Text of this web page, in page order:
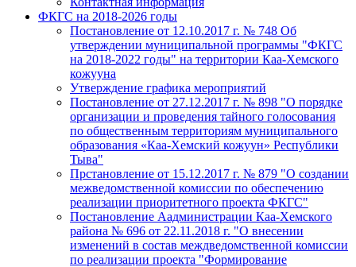
ФКГС на 2018-2026 годы
Постановление от 12.10.2017 г. № 748 Об
утверждении муниципальной программы "ФКГС
на 2018-2022 годы" на территории Каа-Хемского
кожууна
Утверждение графика мероприятий
Постановление от 27.12.2017 г. № 898 "О порядке
организации и проведения тайного голосования
по общественным территориям муниципального
образования «Каа-Хемский кожуун» Республики
Тыва"
Прстановление от 15.12.2017 г. № 879 "О создании
межведомственной комиссии по обеспечению
реализации приоритетного проекта ФКГС"
Постановление Аадминистрации Каа-Хемского
района № 696 от 22.11.2018 г. "О внесении
изменений в состав междведомственной комиссии
по реализации проекта "Формирование